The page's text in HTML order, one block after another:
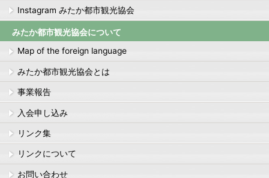
Instagram みたか都市観光協会
みたか都市観光協会について
Map of the foreign language
みたか都市観光協会とは
事業報告
入会申し込み
リンク集
リンクについて
お問い合わせ